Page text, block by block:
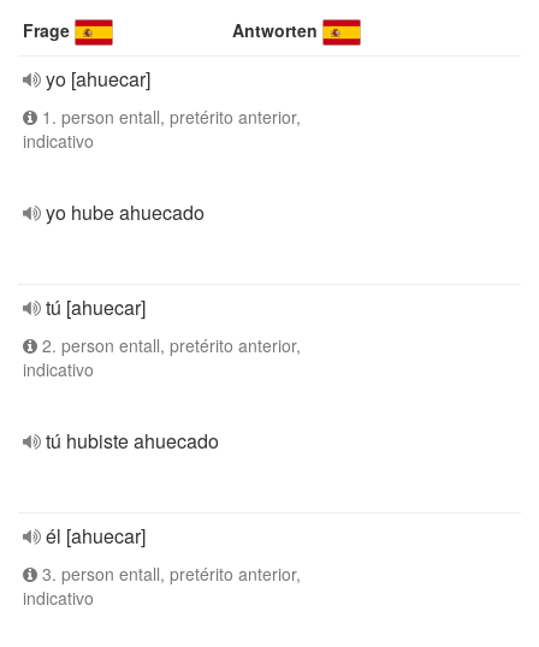
Frage Antworten
yo [ahuecar]
1. person entall, pretérito anterior,
indicativo
yo hube ahuecado
tú [ahuecar]
2. person entall, pretérito anterior,
indicativo
tú hubiste ahuecado
él [ahuecar]
3. person entall, pretérito anterior,
indicativo